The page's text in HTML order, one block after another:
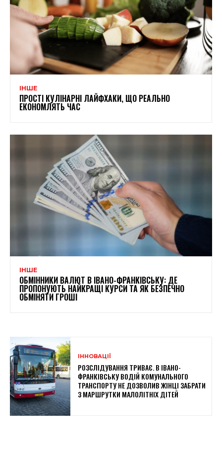
ІНШЕ
ПРОСТІ КУЛІНАРНІ ЛАЙФХАКИ, ЩО РЕАЛЬНО
ЕКОНОМЛЯТЬ ЧАС
ІНШЕ
ОБМІННИКИ ВАЛЮТ В ІВАНО-ФРАНКІВСЬКУ: ДЕ
ПРОПОНУЮТЬ НАЙКРАЩІ КУРСИ ТА ЯК БЕЗПЕЧНО
ОБМІНЯТИ ГРОШІ
ІННОВАЦІЇ
РОЗСЛІДУВАННЯ ТРИВАЄ. В ІВАНО-
ФРАНКІВСЬКУ ВОДІЙ КОМУНАЛЬНОГО
ТРАНСПОРТУ НЕ ДОЗВОЛИВ ЖІНЦІ ЗАБРАТИ
З МАРШРУТКИ МАЛОЛІТНІХ ДІТЕЙ